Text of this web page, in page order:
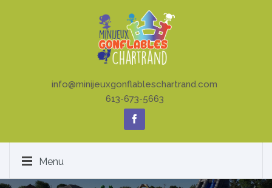
info@minijeuxgonflableschartrand.com
613-673-5663
Menu